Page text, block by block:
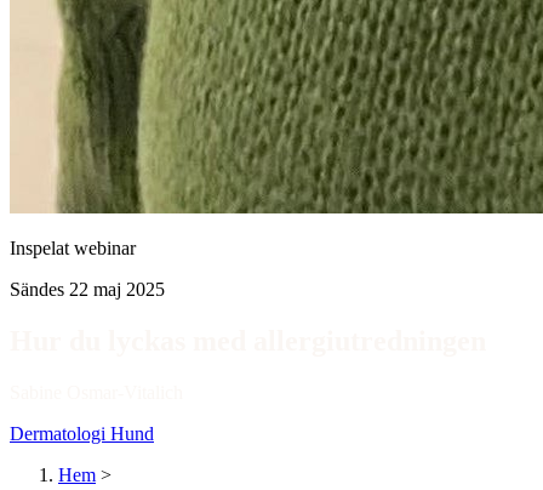
Inspelat webinar
Sändes 22 maj 2025
Dermatologi Hund
Hem >